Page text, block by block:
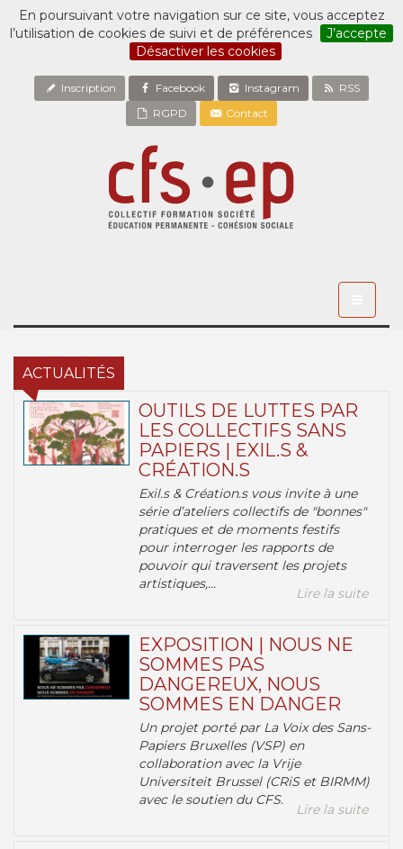
En poursuivant votre navigation sur ce site, vous acceptez
l’utilisation de cookies de suivi et de préférences
J’accepte
Désactiver les cookies
Inscription Facebook Instagram
RSS
RGPD
Contact
ACTUALITÉS
OUTILS DE LUTTES PAR
LES COLLECTIFS SANS
PAPIERS | EXIL.S &
CRÉATION.S
Exil.s & Création.s vous invite à une
série d’ateliers collectifs de "bonnes"
pratiques et de moments festifs
pour interroger les rapports de
pouvoir qui traversent les projets
artistiques,...
Lire la suite
EXPOSITION | NOUS NE
SOMMES PAS
DANGEREUX, NOUS
SOMMES EN DANGER
Un projet porté par La Voix des Sans-
Papiers Bruxelles (VSP) en
collaboration avec la Vrije
Universiteit Brussel (CRiS et BIRMM)
avec le soutien du CFS.
Lire la suite